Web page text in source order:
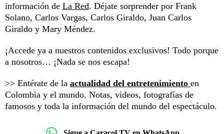
información de La Red. Déjate sorprender por Frank
Solano, Carlos Vargas, Carlos Giraldo, Juan Carlos
Giraldo y Mary Méndez.
¡Accede ya a nuestros contenidos exclusivos! Todo porque
a nosotros… ¡Nada se nos escapa!
>> Entérate de la actualidad del entretenimiento en
Colombia y el mundo. Notas, videos, fotografías de
famosos y toda la información del mundo del espectáculo.